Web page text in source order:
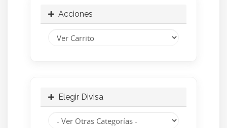
Acciones
Elegir Divisa